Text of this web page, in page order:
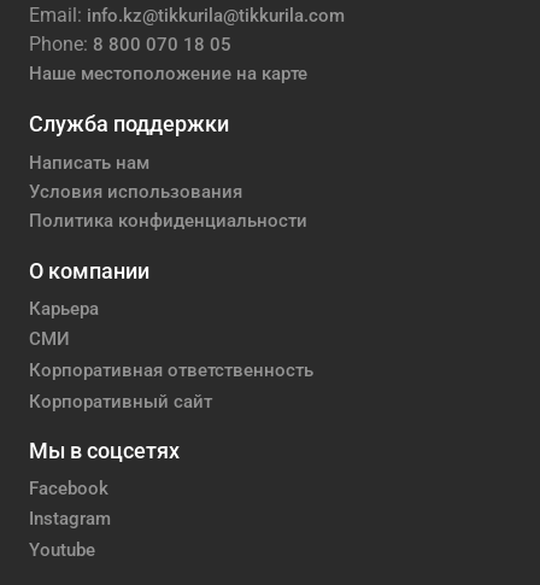
Email: info.kz@tikkurila@tikkurila.com
Phone: 8 800 070 18 05
Наше местоположение на карте
Служба поддержки
Написать нам
Условия использования
Политика конфиденциальности
О компании
Карьера
СМИ
Корпоративная ответственность
Корпоративный сайт
Мы в соцсетях
Facebook
Instagram
Youtube